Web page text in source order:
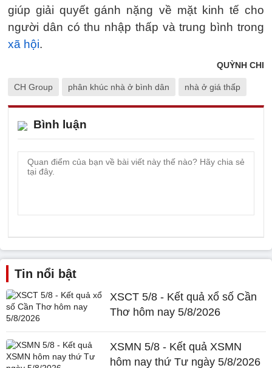
giúp giải quyết gánh nặng về mặt kinh tế cho
người dân có thu nhập thấp và trung bình trong
xã hội.
QUỲNH CHI
CH Group phân khúc nhà ở bình dân nhà ở giá thấp
Bình luận
Tin nổi bật
XSCT 5/8 - Kết quả xổ số Cần
Thơ hôm nay 5/8/2026
XSMN 5/8 - Kết quả XSMN
hôm nay thứ Tư ngày 5/8/2026